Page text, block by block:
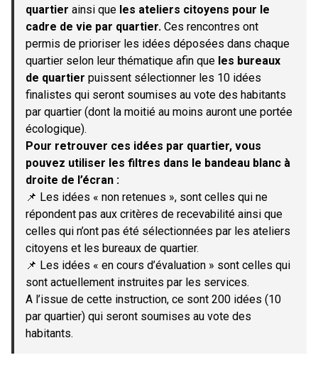
quartier ainsi que les ateliers citoyens pour le
cadre de vie par quartier. Ces rencontres ont
permis de prioriser les idées déposées dans chaque
quartier selon leur thématique afin que les bureaux
de quartier puissent sélectionner les 10 idées
finalistes qui seront soumises au vote des habitants
par quartier (dont la moitié au moins auront une portée
écologique).
Pour retrouver ces idées par quartier, vous
pouvez utiliser les filtres dans le bandeau blanc à
droite de l’écran :
📌 Les idées « non retenues », sont celles qui ne
répondent pas aux critères de recevabilité ainsi que
celles qui n’ont pas été sélectionnées par les ateliers
citoyens et les bureaux de quartier.
📌 Les idées « en cours d’évaluation » sont celles qui
sont actuellement instruites par les services.
A l’issue de cette instruction, ce sont 200 idées (10
par quartier) qui seront soumises au vote des
habitants.